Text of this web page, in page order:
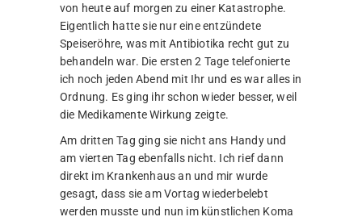
von heute auf morgen zu einer Katastrophe.
Eigentlich hatte sie nur eine entzündete
Speiseröhre, was mit Antibiotika recht gut zu
behandeln war. Die ersten 2 Tage telefonierte
ich noch jeden Abend mit Ihr und es war alles in
Ordnung. Es ging ihr schon wieder besser, weil
die Medikamente Wirkung zeigte.
Am dritten Tag ging sie nicht ans Handy und
am vierten Tag ebenfalls nicht. Ich rief dann
direkt im Krankenhaus an und mir wurde
gesagt, dass sie am Vortag wiederbelebt
werden musste und nun im künstlichen Koma